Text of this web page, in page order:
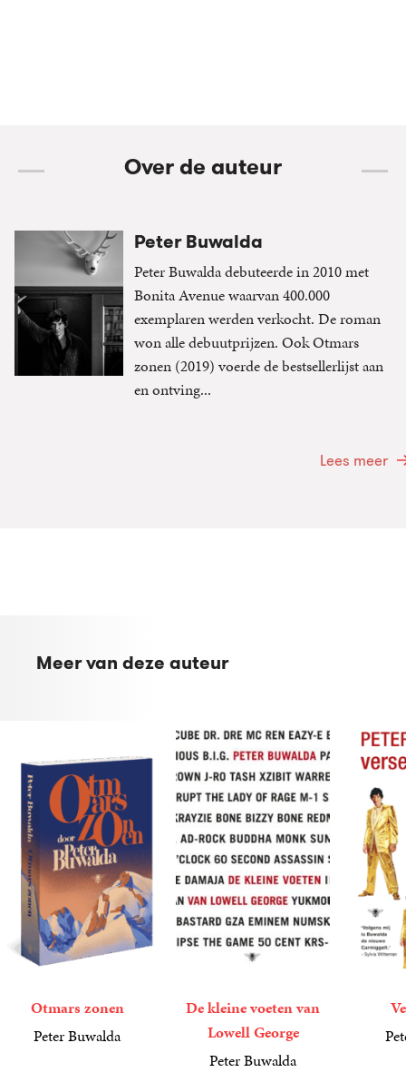
Over de auteur
Peter Buwalda
Peter Buwalda debuteerde in 2010 met
Bonita Avenue waarvan 400.000
exemplaren werden verkocht. De roman
won alle debuutprijzen. Ook Otmars
zonen (2019) voerde de bestsellerlijst aan
en ontving...
Lees meer
Meer van deze auteur
Otmars zonen
Peter Buwalda
De kleine voeten van
Lowell George
Peter Buwalda